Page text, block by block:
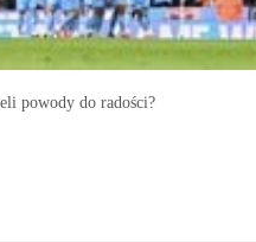
powody do radości?